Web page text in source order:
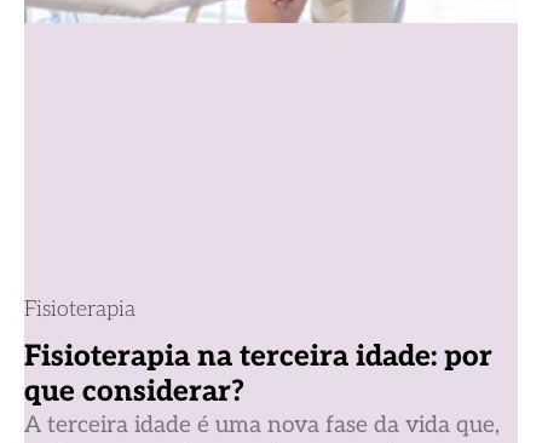
Fisioterapia
Fisioterapia na terceira idade: por
que considerar?
A terceira idade é uma nova fase da vida que,